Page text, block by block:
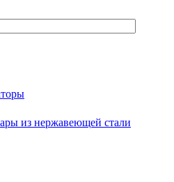
из нержавеющей стали